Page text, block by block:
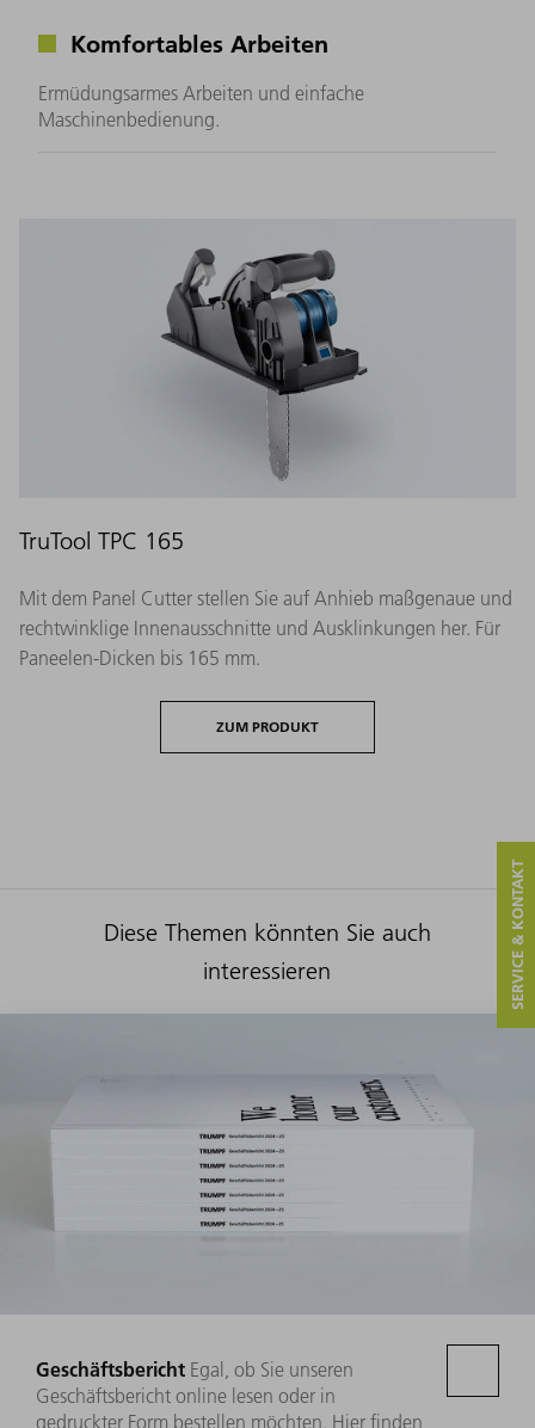
Komfortables Arbeiten
Ermüdungsarmes Arbeiten und einfache
Maschinenbedienung.
TruTool TPC 165
Mit dem Panel Cutter stellen Sie auf Anhieb maßgenaue und
rechtwinklige Innenausschnitte und Ausklinkungen her. Für
Paneelen-Dicken bis 165 mm.
ZUM PRODUKT
Diese Themen könnten Sie auch
interessieren
Geschäftsbericht Egal, ob Sie unseren
Geschäftsbericht online lesen oder in
gedruckter Form bestellen möchten. Hier finden
SERVICE & KONTAKT